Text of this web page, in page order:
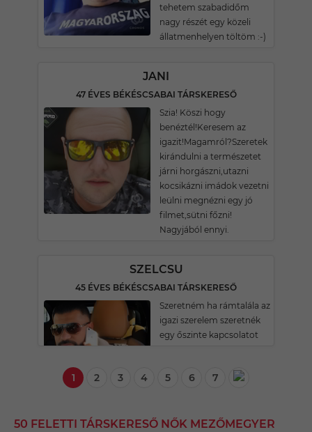
tehetem szabadidőm
nagy részét egy közeli
állatmenhelyen töltöm :-)
JANI
47 ÉVES BÉKÉSCSABAI TÁRSKERESŐ
Szia! Köszi hogy
benéztél!Keresem az
igazit!Magamról?Szeretek
kirándulni a természetet
járni horgászni,utazni
kocsikázni imádok vezetni
leülni megnézni egy jó
filmet,sütni főzni!
Nagyjából ennyi.
SZELCSU
45 ÉVES BÉKÉSCSABAI TÁRSKERESŐ
Szeretném ha rámtalála az
igazi szerelem szeretnék
egy őszinte kapcsolatot
1 2 3 4 5 6 7
50 FELETTI TÁRSKERESŐ NŐK MEZŐMEGYER